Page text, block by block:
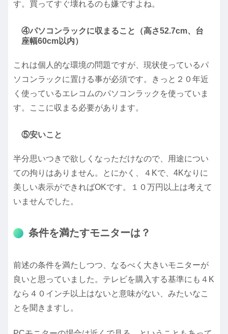
す。買ってすぐ壊れるのも嫌ですよね。
④パソコンラックに収まること（高さ52.7cm、台
座幅60cm以内）
これは個人的な環境の問題ですが、現状使っているパ
ソコンラックに置ける事が必須です。きっと２０年近
く使っているエレコムのパソコンラックを使っていま
す。ここに収まる必要があります。
⑤安いこと
半分思いつきで欲しくなっただけなので、用途につい
ての拘りはありません。とにかく、４Kで、4Kなりに
美しい表示ができればOKです。１０万円以上は考えて
いませんでした。
条件を満たすモニターは？
前述の条件を満たしつつ、なるべく大きいモニターが
良いと思っていました。テレビを購入する基準にも４K
なら４０インチ以上はないと意味がない、みたいなこ
とを聞きますし。